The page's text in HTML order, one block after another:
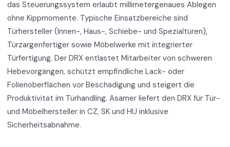
das Steuerungssystem erlaubt millimetergenaues Ablegen
ohne Kippmomente. Typische Einsatzbereiche sind
Türhersteller (Innen-, Haus-, Schiebe- und Spezialtüren),
Türzargenfertiger sowie Möbelwerke mit integrierter
Türfertigung. Der DRX entlastet Mitarbeiter von schweren
Hebevorgängen, schützt empfindliche Lack- oder
Folienoberflächen vor Beschädigung und steigert die
Produktivität im Türhandling. Asamer liefert den DRX für Tür-
und Möbelhersteller in CZ, SK und HU inklusive
Sicherheitsabnahme.